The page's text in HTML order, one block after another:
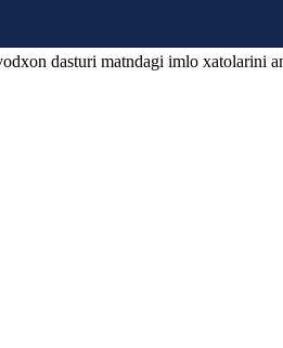
dasturi matndagi imlo xatolarini